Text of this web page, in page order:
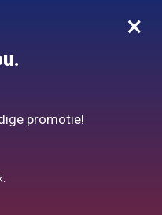
0
met DJINN-code10
×
promotie!